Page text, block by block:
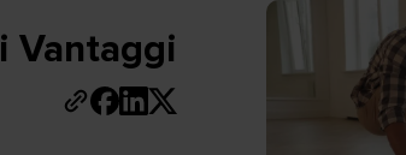
Vantaggi